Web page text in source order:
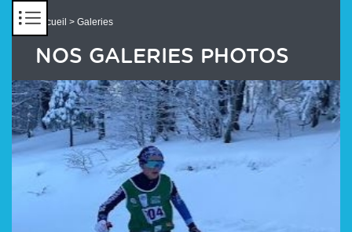
Accueil > Galeries
NOS GALERIES PHOTOS